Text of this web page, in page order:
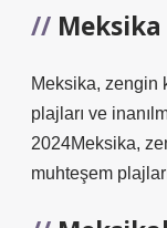
Meksika, zengin
plajları ve
2024Meksika,
muhteşem